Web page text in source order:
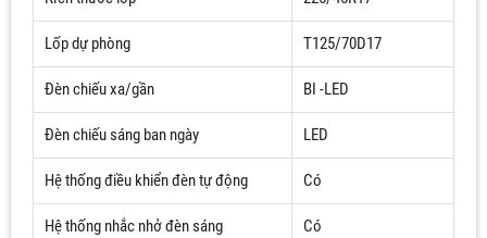
Lốp dự phòng T125/70D17
Đèn chiếu xa/gần BI -LED
Đèn chiếu sáng ban ngày LED
Hệ thống điều khiển đèn tự động Có
Hệ thống nhắc nhở đèn sáng Có